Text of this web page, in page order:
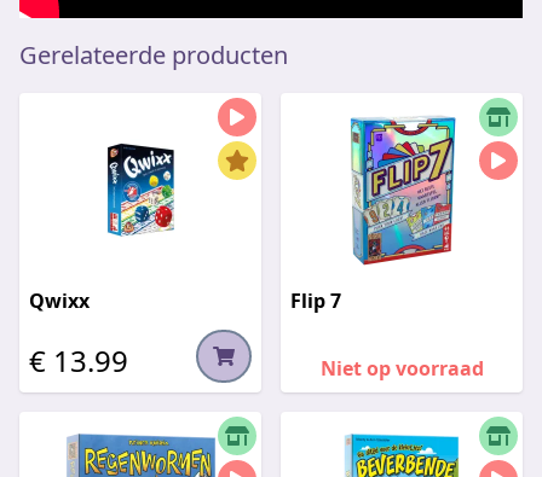
Gerelateerde producten
Qwixx
€ 13.99
Flip 7
Niet op voorraad